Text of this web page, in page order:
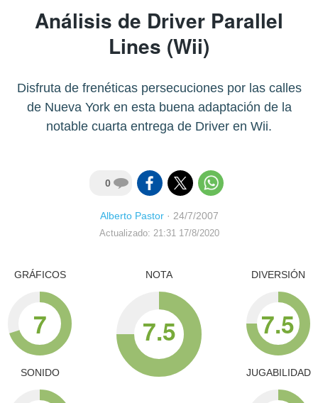
Análisis de Driver Parallel
Lines (Wii)
Disfruta de frenéticas persecuciones por las calles
de Nueva York en esta buena adaptación de la
notable cuarta entrega de Driver en Wii.
0
Alberto Pastor· 24/7/2007
Actualizado: 21:31 17/8/2020
GRÁFICOS
7
SONIDO
NOTA
7.5
DIVERSIÓN
7.5
JUGABILIDAD